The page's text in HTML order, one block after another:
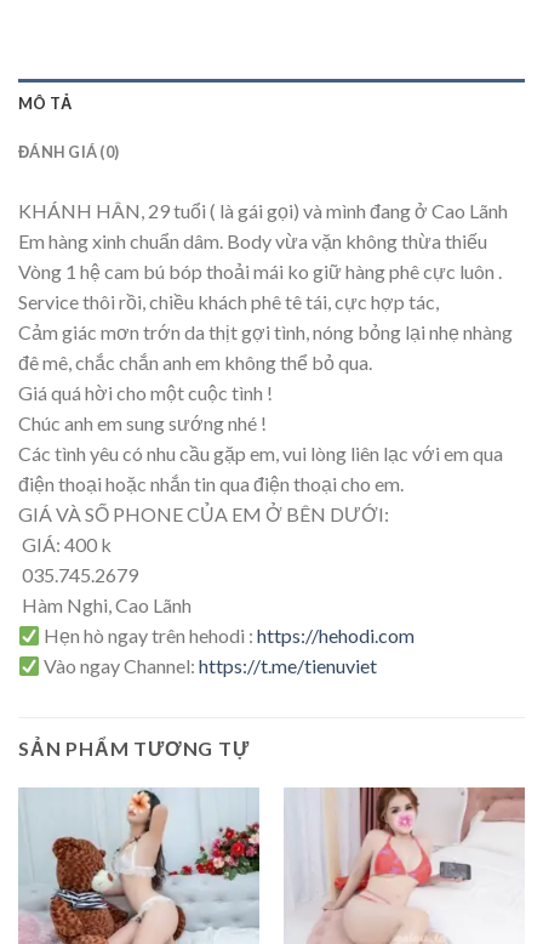
MÔ TẢ
ĐÁNH GIÁ (0)
KHÁNH HÂN, 29 tuổi ( là gái gọi) và mình đang ở Cao Lãnh
Em hàng xinh chuẩn dâm. Body vừa vặn không thừa thiếu
Vòng 1 hệ cam bú bóp thoải mái ko giữ hàng phê cực luôn .
Service thôi rồi, chiều khách phê tê tái, cực hợp tác,
Cảm giác mơn trớn da thịt gợi tình, nóng bỏng lại nhẹ nhàng
đê mê, chắc chắn anh em không thể bỏ qua.
Giá quá hời cho một cuộc tình !
Chúc anh em sung sướng nhé !
Các tình yêu có nhu cầu gặp em, vui lòng liên lạc với em qua
điện thoại hoặc nhắn tin qua điện thoại cho em.
GIÁ VÀ SỐ PHONE CỦA EM Ở BÊN DƯỚI:
GIÁ: 400 k
035.745.2679
Hàm Nghi, Cao Lãnh
Hẹn hò ngay trên hehodi :https://hehodi.com
Vào ngay Channel:https://t.me/tienuviet
SẢN PHẨM TƯƠNG TỰ